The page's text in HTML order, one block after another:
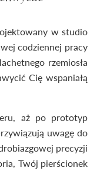
w studio
codziennej pracy
rzemiosła
Cię wspaniałą
aż po prototyp
uwagę do
precyzji
Twój pierścionek